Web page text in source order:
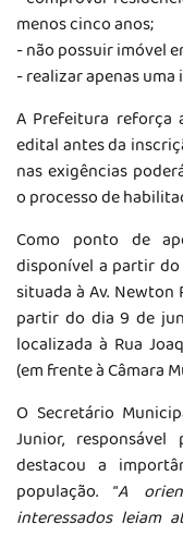
menos cinco anos;
- não possuir imóvel
- realizar apenas
A Prefeitura reforça
edital antes da
nas exigências
o processo de
Como ponto de
disponível a partir
situada à Av. Newton
partir do dia 9 de
localizada à Rua
(em frente à Câmara
O Secretário
Junior,
destacou a
população. “A
interessados leiam